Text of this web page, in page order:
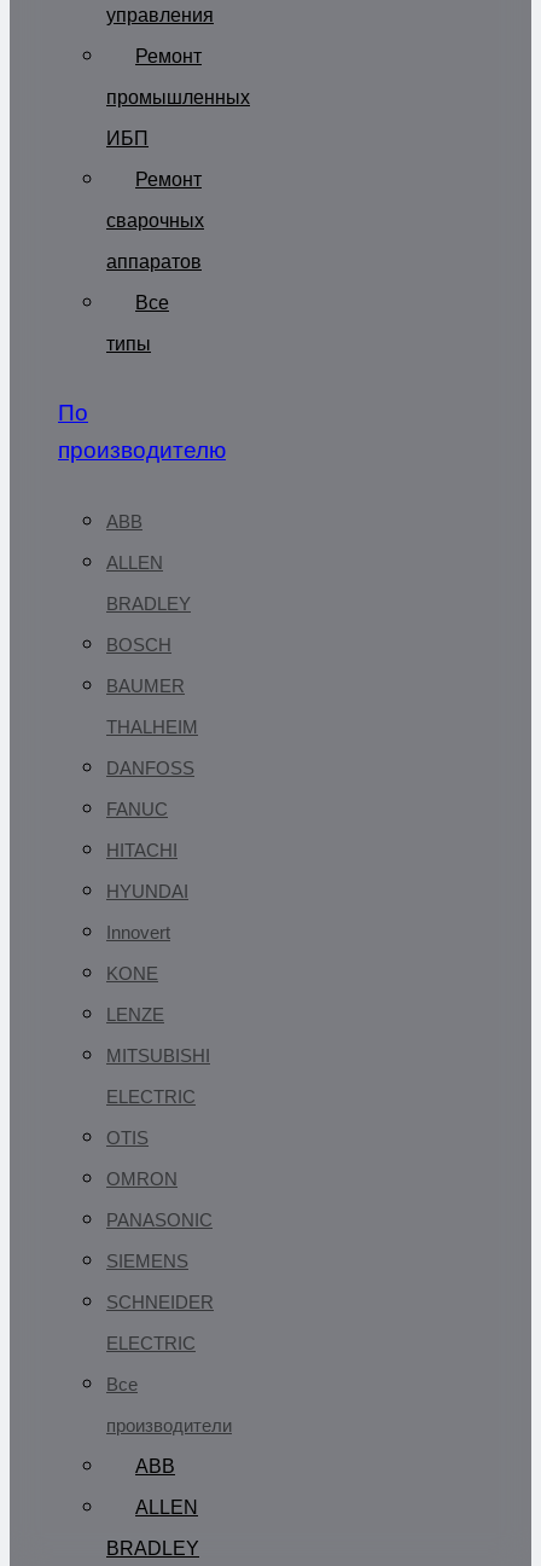
управления
Ремонт
промышленных
ИБП
Ремонт
сварочных
аппаратов
Все
типы
По
производителю
ABB
ALLEN
BRADLEY
BOSCH
BAUMER
THALHEIM
DANFOSS
FANUC
HITACHI
HYUNDAI
Innovert
KONE
LENZE
MITSUBISHI
ELECTRIC
OTIS
OMRON
PANASONIC
SIEMENS
SCHNEIDER
ELECTRIC
Все
производители
ABB
ALLEN
BRADLEY